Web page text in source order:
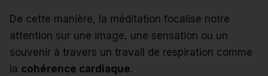
De cette manière, la méditation focalise notre
attention sur une image, une sensation ou un
souvenir à travers un travail de respiration comme
la cohérence cardiaque.